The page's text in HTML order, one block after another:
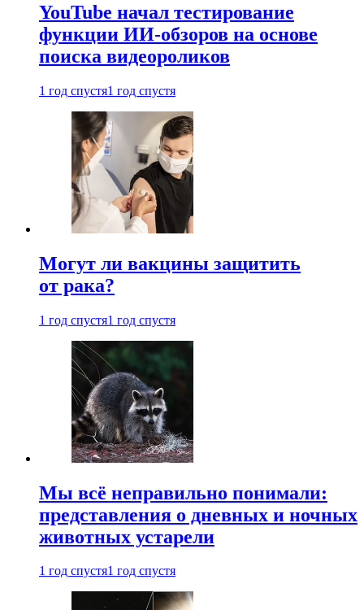
YouTube начал тестирование
функции ИИ-обзоров на основе
поиска видеороликов
1 год спустя1 год спустя
Могут ли вакцины защитить
от рака?
1 год спустя1 год спустя
Мы всё неправильно понимали:
представления о дневных и ночных
животных устарели
1 год спустя1 год спустя